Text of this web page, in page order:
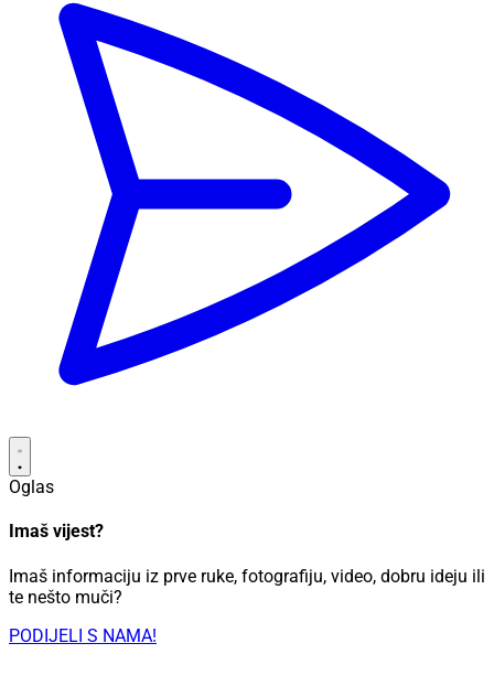
Oglas
Imaš vijest?
Imaš informaciju iz prve ruke, fotografiju, video, dobru ideju ili
te nešto muči?
PODIJELI S NAMA!